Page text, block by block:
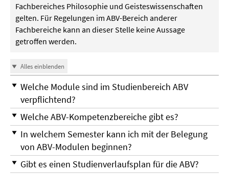
Fachbereiches Philosophie und Geisteswissenschaften
gelten. Für Regelungen im ABV-Bereich anderer
Fachbereiche kann an dieser Stelle keine Aussage
getroffen werden.
Alles einblenden
Welche Module sind im Studienbereich ABV
verpflichtend?
Welche ABV-Kompetenzbereiche gibt es?
In welchem Semester kann ich mit der Belegung
von ABV-Modulen beginnen?
Gibt es einen Studienverlaufsplan für die ABV?